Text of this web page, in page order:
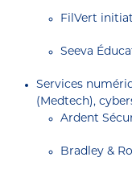
FilVert
Seeva
Services
(Medtech),
Ardent
Bradley &